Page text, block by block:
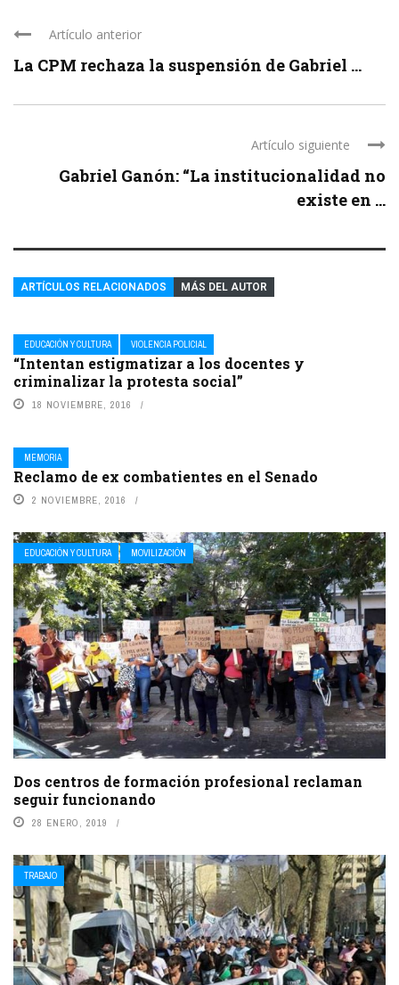
Artículo anterior
La CPM rechaza la suspensión de Gabriel ...
Artículo siguiente
Gabriel Ganón: “La institucionalidad no
existe en ...
ARTÍCULOS RELACIONADOS MÁS DEL AUTOR
EDUCACIÓN Y CULTURA VIOLENCIA POLICIAL
“Intentan estigmatizar a los docentes y
criminalizar la protesta social”
18 NOVIEMBRE, 2016
MEMORIA
Reclamo de ex combatientes en el Senado
2 NOVIEMBRE, 2016
EDUCACIÓN Y CULTURA MOVILIZACIÓN
Dos centros de formación profesional reclaman
seguir funcionando
28 ENERO, 2019
TRABAJO